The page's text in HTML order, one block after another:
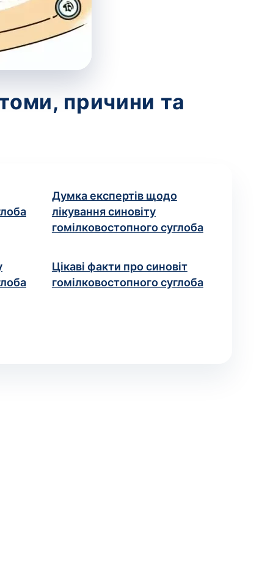
причини та
Думка експертів щодо
лікування синовіту
гомілковостопного суглоба
Цікаві факти про синовіт
гомілковостопного суглоба